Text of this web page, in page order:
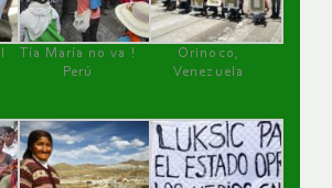
Tía María no va !
Perú
Orinoco,
Venezuela